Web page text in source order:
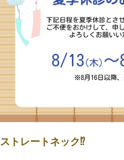
ストレートネック⁉